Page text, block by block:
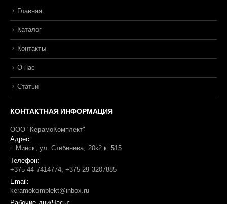
Главная
Каталог
Контакты
О нас
Статьи
КОНТАКТНАЯ ИНФОРМАЦИЯ
ООО "КерамоКомплект"
Адрес:
г. Минск, ул. Стебенева, 20к2 к. 515
Телефон:
+375 44 7414774, +375 29 3207885
Email:
keramokomplekt@inbox.ru